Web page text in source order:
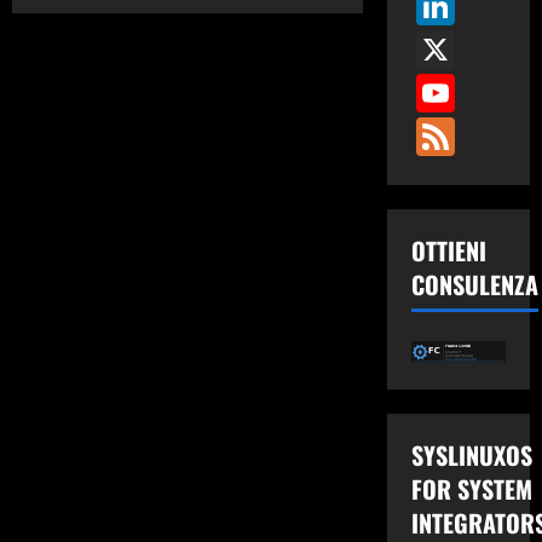
Feed
OTTIENI
CONSULENZA
SYSLINUXOS
FOR SYSTEM